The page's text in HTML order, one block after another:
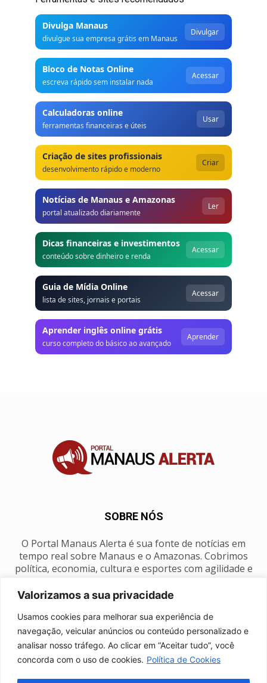
Valorizamos a sua privacidade
Usamos cookies para melhorar sua experiência de
navegação, veicular anúncios ou conteúdo personalizado e
analisar nosso tráfego. Ao clicar em “Aceitar tudo”, você
concorda com o uso de cookies. Política de Cookies
Divulga Manaus
divulgue sua empresa grátis em Manaus
Divulgar
Bloco de Notas Online
escreva rápido sem instalar nada
Acessar
Calculadoras online
ferramentas financeiras e úteis
Usar
Criação de sites profissionais
desenvolvimento rápido e moderno
Criar
Notícias de Manaus e Amazonas
portal atualizado diariamente
Ler
Dicas financeiras e investimentos
conteúdo sobre dinheiro e renda
Acessar
Guia de Mídia Online
lista de sites, jornais e portais
Acessar
Aprender inglês online grátis
curso completo do básico ao avançado
Aprender
SOBRE NÓS
O Portal Manaus Alerta é sua fonte de notícias em
tempo real sobre Manaus e o Amazonas. Cobrimos
política, economia, cultura e esportes com agilidade e
SIGA-NOS